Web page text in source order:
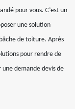
pour vous. C’est un
une solution
de toiture. Après
pour rendre de
demande devis de